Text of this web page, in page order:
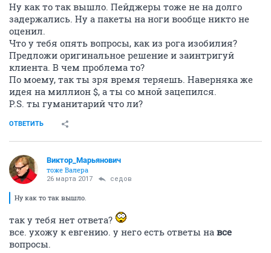
Ну как то так вышло. Пейджеры тоже не на долго
задержались. Ну а пакеты на ноги вообще никто не
оценил.
Что у тебя опять вопросы, как из рога изобилия?
Предложи оригинальное решение и заинтригуй
клиента. В чем проблема то?
По моему, так ты зря время теряешь. Наверняка же
идея на миллион $, а ты со мной зацепился.
Р.S. ты гуманитарий что ли?
ОТВЕТИТЬ
Виктор_Марьянович
тоже Валера
26 марта 2017 седов
Ну как то так вышло.
так у тебя нет ответа?
все. ухожу к евгению. у него есть ответы на все
вопросы.